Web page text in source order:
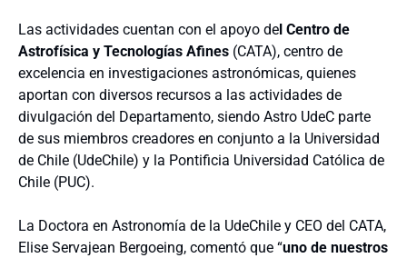
Las actividades cuentan con el apoyo de l Centro de
Astrofísica y Tecnologías Afines (CATA), centro de
excelencia en investigaciones astronómicas, quienes
aportan con diversos recursos a las actividades de
divulgación del Departamento, siendo Astro UdeC parte
de sus miembros creadores en conjunto a la Universidad
de Chile (UdeChile) y la Pontificia Universidad Católica de
Chile (PUC).
La Doctora en Astronomía de la UdeChile y CEO del CATA,
Elise Servajean Bergoeing, comentó que “uno de nuestros